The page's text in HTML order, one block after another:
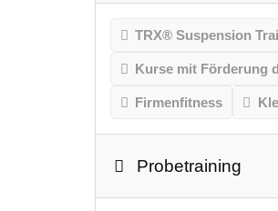
TRX® Suspension
Kurse mit Förderung
Firmenfitness
Probetraining